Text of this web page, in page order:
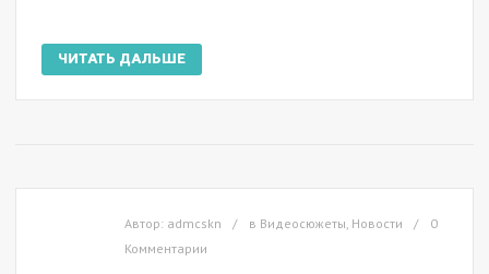
ЧИТАТЬ ДАЛЬШЕ
Автор: admcskn в Видеосюжеты, Новости
0
Комментарии